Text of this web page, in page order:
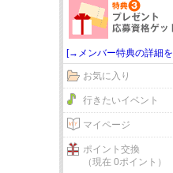
[→メンバー特典の詳細
お気に入り
行きたいイベント
マイページ
ポイント交換
（現在 0ポイント）